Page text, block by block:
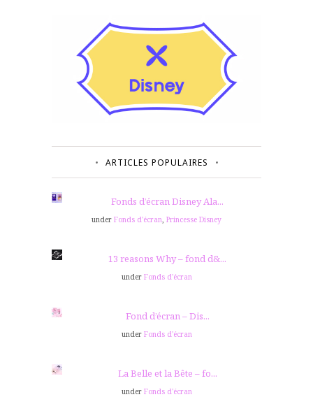
ARTICLES POPULAIRES
Fonds d’écran Disney Ala...
under Fonds d'écran, Princesse Disney
13 reasons Why – fond d&...
under Fonds d'écran
Fond d’écran – Dis...
under Fonds d'écran
La Belle et la Bête – fo...
under Fonds d'écran